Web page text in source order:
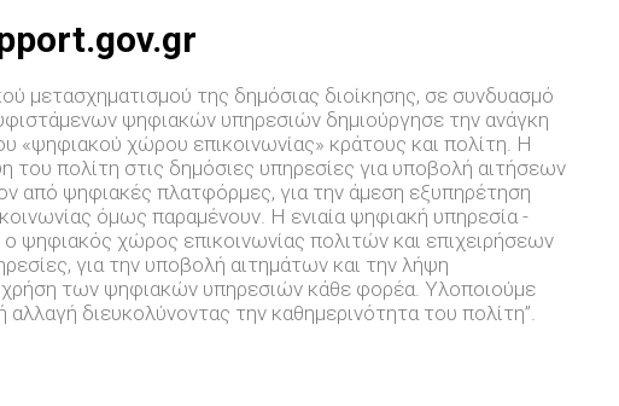
μετασχηματισμού της δημόσιας διοίκησης, σε συνδυασμό
ψηφιακών υπηρεσιών δημιούργησε την ανάγκη
«ψηφιακού χώρου επικοινωνίας» κράτους και πολίτη. Η
του πολίτη στις δημόσιες υπηρεσίες για υποβολή αιτήσεων
από ψηφιακές πλατφόρμες, για την άμεση εξυπηρέτηση
όμως παραμένουν. Η ενιαία ψηφιακή υπηρεσία -
ο ψηφιακός χώρος επικοινωνίας πολιτών και επιχειρήσεων
για την υποβολή αιτημάτων και την λήψη
των ψηφιακών υπηρεσιών κάθε φορέα. Υλοποιούμε
αλλαγή διευκολύνοντας την καθημερινότητα του πολίτη”.